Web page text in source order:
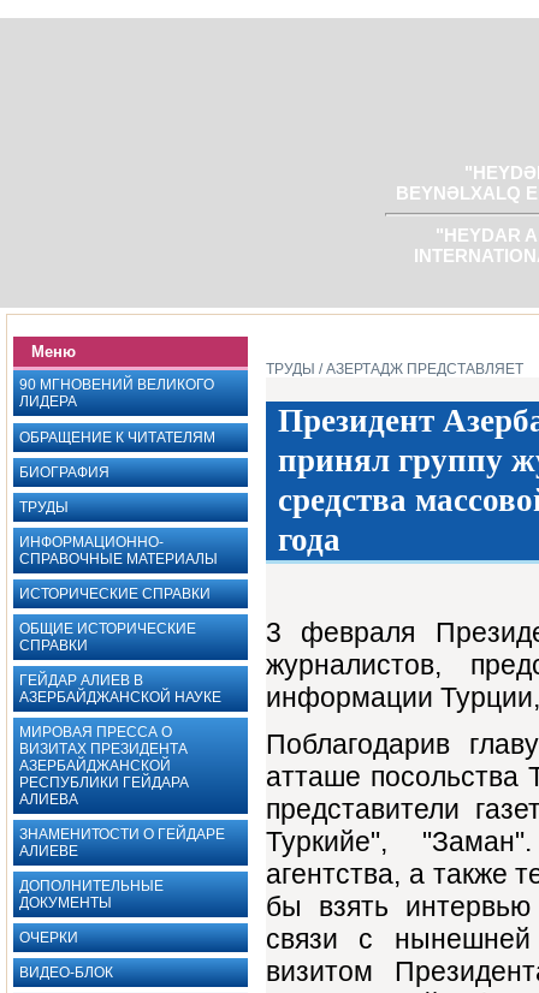
BEYNƏLXALQ
"HEYDAR
Меню
90 МГНОВЕНИЙ ВЕЛИКОГО
ЛИДЕРА
ОБРАЩЕНИЕ К ЧИТАТЕЛЯМ
БИОГРАФИЯ
ТРУДЫ
ИНФОРМАЦИОННО-
СПРАВОЧНЫЕ МАТЕРИАЛЫ
ИСТОРИЧЕСКИЕ СПРАВКИ
ОБЩИЕ ИСТОРИЧЕСКИЕ
СПРАВКИ
ГЕЙДАР АЛИЕВ В
АЗЕРБАЙДЖАНСКОЙ НАУКЕ
МИРОВАЯ ПРЕССА О
ВИЗИТАХ ПРЕЗИДЕНТА
АЗЕРБАЙДЖАНСКОЙ
РЕСПУБЛИКИ ГЕЙДАРА
АЛИЕВА
ЗНАМЕНИТОСТИ О ГЕЙДАРЕ
АЛИЕВЕ
ДОПОЛНИТЕЛЬНЫЕ
ДОКУМЕНТЫ ‎
ОЧЕРКИ
ВИДЕО-БЛОК
ТРУДЫ / АЗЕРТАДЖ ПРЕДСТАВЛЯЕТ
Президент
принял группу
средства
года
3 февраля
журналистов,
информации
Поблагодарив
атташе посольства
представители
Туркийе",
агентства, а также
бы взять
связи с
визитом